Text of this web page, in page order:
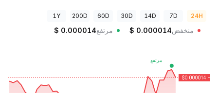
24H
7D
14D
30D
60D
200D
1Y
منخفض $ 0.000014 مرتفع $ 0.000014